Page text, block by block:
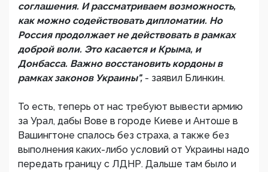
соглашения. И рассматриваем возможность,
как можно содействовать дипломатии. Но
Россия продолжает не действовать в рамках
доброй воли. Это касается и Крыма, и
Донбасса. Важно восстановить кордоны в
рамках законов Украины", - заявил Блинкин.
То есть, теперь от нас требуют вывести армию
за Урал, дабы Вове в городе Киеве и Антоше в
Вашингтоне спалось без страха, а также без
выполнения каких-либо условий от Украины надо
передать границу с ЛДНР. Дальше там было и